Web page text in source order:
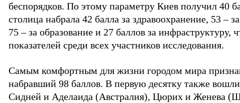
беспорядков. По этому параметру Киев получил 40
столица набрала 42 балла за здравоохранение, 53 –
75 – за образование и 27 баллов за
показателей среди всех участников исследования.
Самым комфортным для жизни городом мира
набравший 98 баллов. В первую десятку также
Сидней и Аделаида (Австралия), Цюрих и Женева